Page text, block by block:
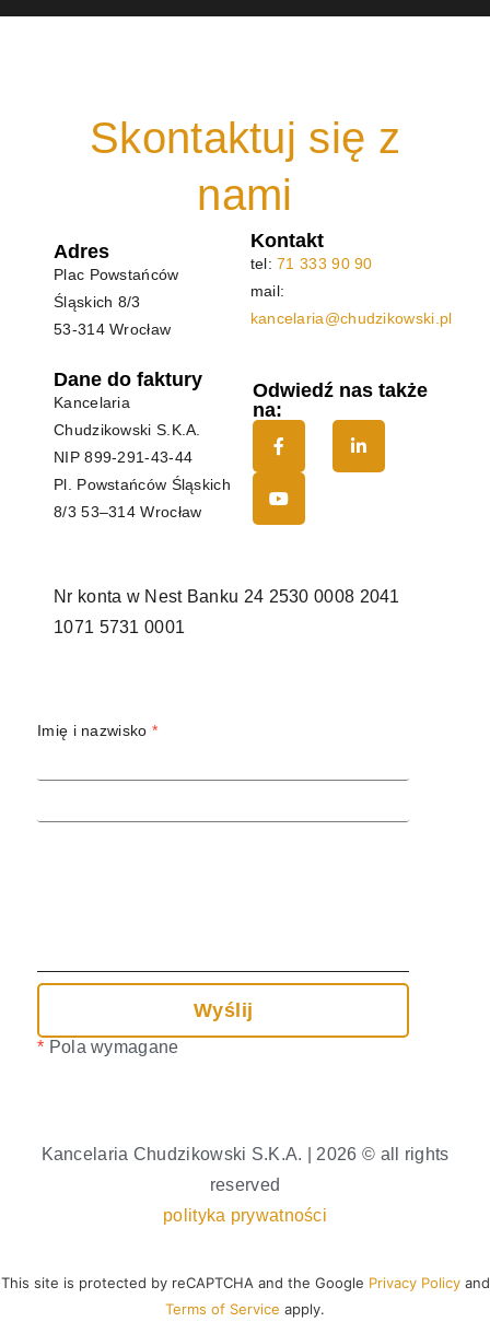
Skontaktuj się z
nami
Adres
Plac Powstańców
Śląskich 8/3
53-314 Wrocław
Kontakt
tel:71 333 90 90
mail:
kancelaria@chudzikowski.pl
Dane do faktury
Kancelaria
Chudzikowski S.K.A.
NIP899-291-43-44
Pl. Powstańców Śląskich
8/3 53–314 Wrocław
Odwiedź nas także
na:
Nr konta w Nest Banku 24 2530 0008 2041
1071 5731 0001
Imię i nazwisko *
* Pola wymagane
Kancelaria Chudzikowski S.K.A. | 2026 © all rights
reserved
polityka prywatności
This site is protected by reCAPTCHA and the Google Privacy Policyand
Terms of Service apply.